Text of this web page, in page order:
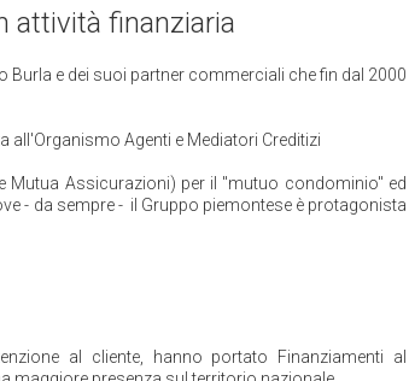
attività finanziaria
Burla e dei suoi partner commerciali che fin dal 2000
Agenti e Mediatori Creditizi
Mutua Assicurazioni) per il "mutuo condominio" ed
- da sempre - il Gruppo piemontese è protagonista
al cliente, hanno portato Finanziamenti al